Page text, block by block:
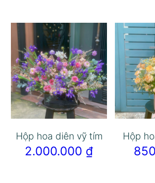
Hộp hoa diên vỹ tím
2.000.000 ₫
Hộp